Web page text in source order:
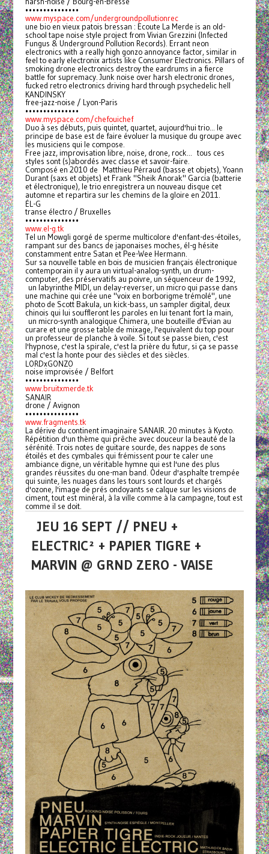
•••••••••••••••
www.myspace.com/undergroundpollutionrec
une bio en vieux patois bressan : Ecoute La Merde is an old-
school tape noise style project from Vivian Grezzini (Infected
Fungus & Underground Pollution Records). Errant neon
electronics with a really high gonzo annoyance factor, similar in
feel to early electronix artists like Consumer Electronics. Pillars of
smoking drone electronics destroy the eardrums in a fierce
battle for supremacy. Junk noise over harsh electronic drones,
fucked retro electronics driving hard through psychedelic hell
KANDINSKY
free-jazz-noise / Lyon-Paris
•••••••••••••••
www.myspace.com/chefouichef
Duo à ses débuts, puis quintet, quartet, aujourd'hui trio... le
principe de base est de faire évoluer la musique du groupe avec
les musiciens qui le compose.
Free jazz, improvisation libre, noise, drone, rock... tous ces
styles sont (s)abordés avec classe et savoir-faire.
Composé en 2010 de Matthieu Pérraud (basse et objets), Yoann
Durant (saxs et objets) et Frank "Sheik Anorak" Garcia (batterie
et électronique), le trio enregistrera un nouveau disque cet
automne et repartira sur les chemins de la gloire en 2011.
ÉL-G
transe électro / Bruxelles
•••••••••••••••
www.el-g.tk
Tel un Mowgli gorgé de sperme multicolore d'enfant-des-étoiles,
rampant sur des bancs de japonaises moches, él-g hésite
constamment entre Satan et Pee-Wee Hermann.
Sur sa nouvelle table en bois de musicien français électronique
contemporain il y aura un virtual-analog-synth, un drum-
computer, des préservatifs au poivre, un séquenceur de 1992,
un labyrinthe MIDI, un delay-reverser, un micro qui passe dans
une machine qui crée une "voix en borborigme trémolé", une
photo de Scott Bakula, un kick-bass, un sampler digital, deux
chinois qui lui souffleront les paroles en lui tenant fort la main,
un micro-synth analogique Chimera, une bouteille d'Evian au
curare et une grosse table de mixage, l'equivalent du top pour
un professeur de planche à voile. Si tout se passe bien, c'est
l'hypnose, c'est la spirale, c'est la prière du futur, si ça se passe
mal c'est la honte pour des siècles et des siècles.
LORDxGONZO
noise improvisée / Belfort
•••••••••••••••
www.bruitxmerde.tk
SANAIR
drone / Avignon
•••••••••••••••
www.fragments.tk
La dérive du continent imaginaire SANAIR. 20 minutes à Kyoto.
Répétition d'un thème qui prêche avec douceur la beauté de la
sérénité. Trois notes de guitare sourde, des nappes de sons
étoilés et des cymbales qui frémissent pour te caler une
ambiance digne, un véritable hymne qui est l'une des plus
grandes réussites du one-man band. Odeur d'asphalte trempée
qui suinte, les nuages dans les tours sont lourds et chargés
d'ozone, l'image de prés ondoyants se calque sur les visions de
ciment, tout est minéral, à la ville comme à la campagne, tout est
comme il se doit.
JEU 16 SEPT // PNEU +
ELECTRIC² + PAPIER TIGRE +
MARVIN @ GRND ZERO - VAISE